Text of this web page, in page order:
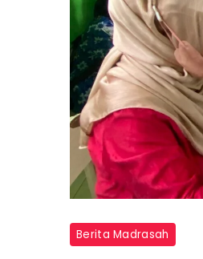
Berita Madrasah